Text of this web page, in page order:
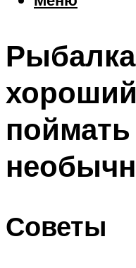
Шоппинг
Что посетить
Меню
Советы